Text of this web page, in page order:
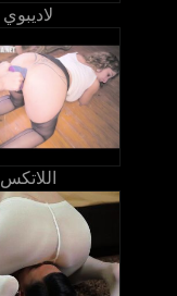
لاديبوي
اللاتكس